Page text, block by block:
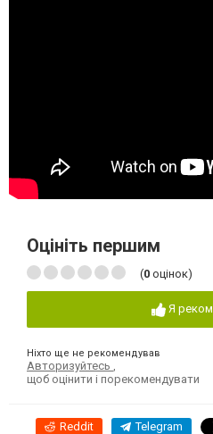
Оцініть першим
(0 оцінок)
Я
Ніхто ще не рекомендував
Авторизуйтесь
щоб оцінити і порекомендувати
Reddit Telegram